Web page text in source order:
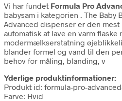
Vi har fundet Formula Pro
babysam i kategorien . The Baby
Advanced dispenser er den mest
automatisk at lave en varm flaske
modermælkserstatning
blander formel og vand til den
behov for måling, blanding, v
Yderlige produktinformationer:
Produkt id: formula-pro-
Farve: Hvid